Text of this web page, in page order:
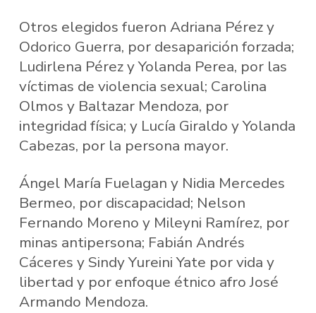
Otros elegidos fueron Adriana Pérez y
Odorico Guerra, por desaparición forzada;
Ludirlena Pérez y Yolanda Perea, por las
víctimas de violencia sexual; Carolina
Olmos y Baltazar Mendoza, por
integridad física; y Lucía Giraldo y Yolanda
Cabezas, por la persona mayor.
Ángel María Fuelagan y Nidia Mercedes
Bermeo, por discapacidad; Nelson
Fernando Moreno y Mileyni Ramírez, por
minas antipersona; Fabián Andrés
Cáceres y Sindy Yureini Yate por vida y
libertad y por enfoque étnico afro José
Armando Mendoza.